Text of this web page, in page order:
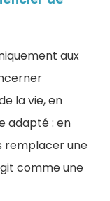
aux
la vie, en
adapté : en
remplacer une
comme une